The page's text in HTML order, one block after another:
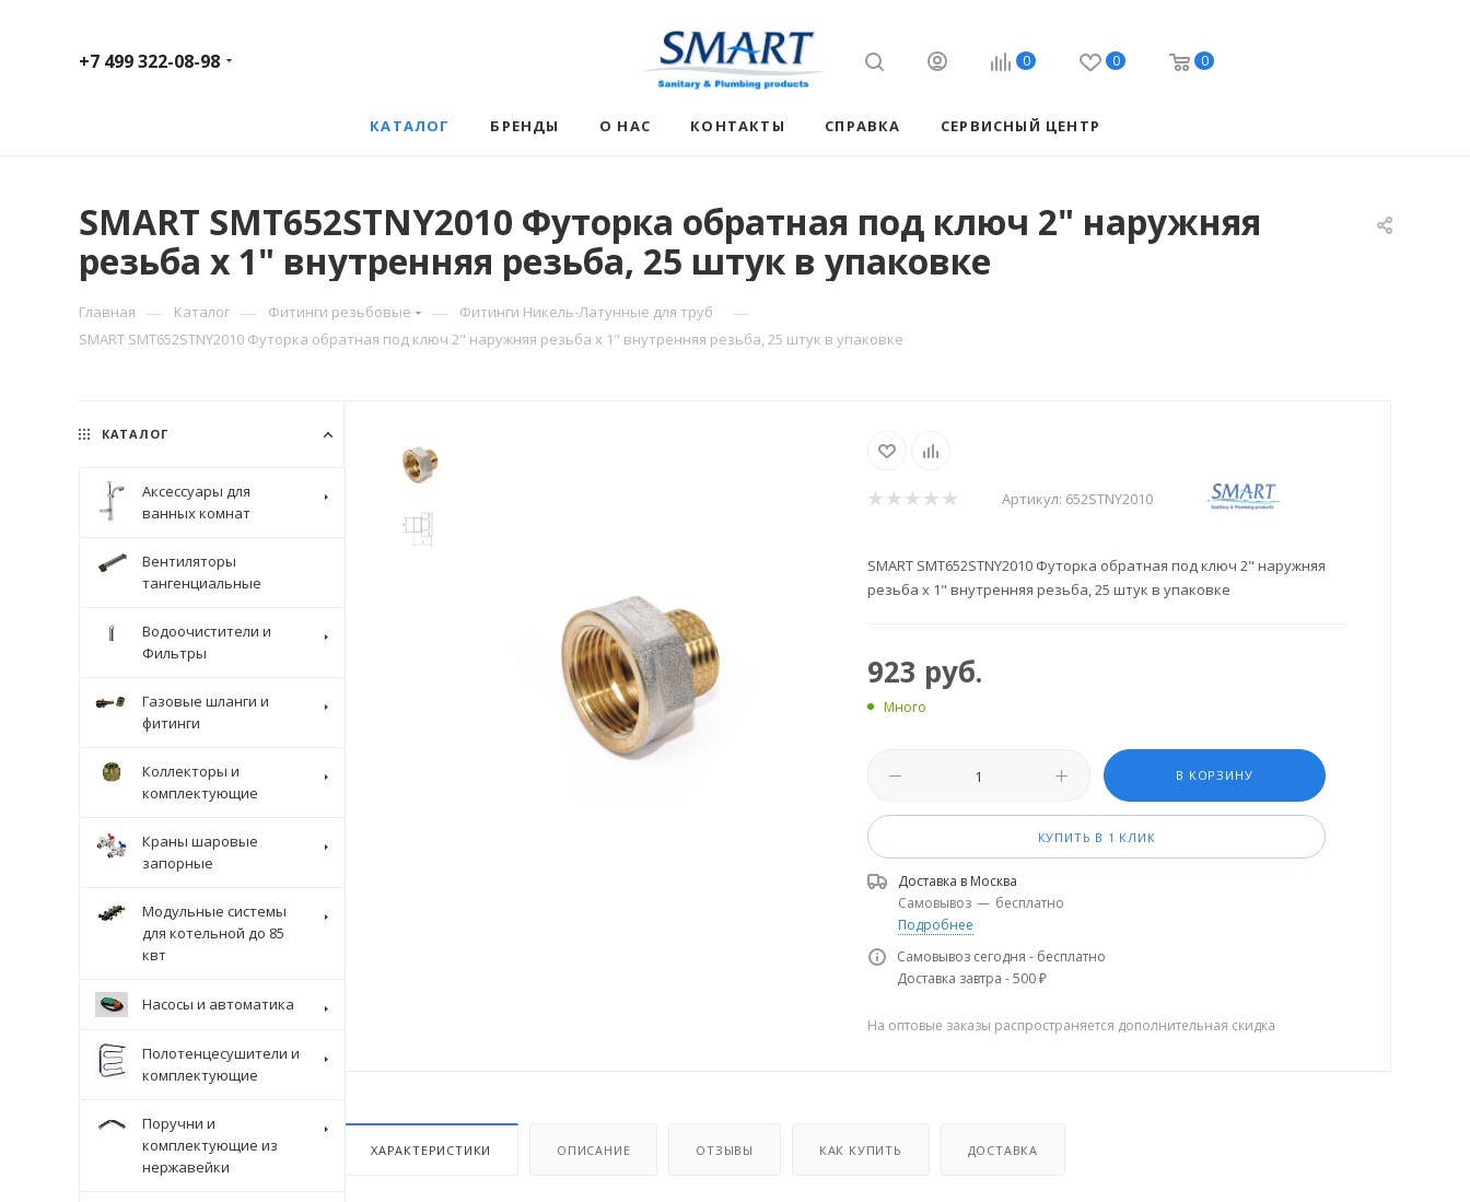
+7 499 322-08-98 0 0 0
КАТАЛОГ БРЕНДЫ О НАС КОНТАКТЫ СПРАВКА СЕРВИСНЫЙ ЦЕНТР
SMART SMT652STNY2010 Футорка обратная под ключ 2" наружняя
резьба х 1" внутренняя резьба, 25 штук в упаковке
Главная — Каталог — Фитинги резьбовые — Фитинги Никель-Латунные для труб —
SMART SMT652STNY2010 Футорка обратная под ключ 2" наружняя резьба х 1" внутренняя резьба, 25 штук в упаковке
Артикул: 652STNY2010
SMART SMT652STNY2010 Футорка обратная под ключ 2" наружняя
резьба х 1" внутренняя резьба, 25 штук в упаковке
923 руб.
Много
В КОРЗИНУ
КУПИТЬ В 1 КЛИК
Доставка в Москва
Самовывоз — бесплатно
Подробнее
Самовывоз сегодня - бесплатно
Доставка завтра - 500 ₽
На оптовые заказы распространяется дополнительная скидка
ХАРАКТЕРИСТИКИ ОПИСАНИЕ ОТЗЫВЫ КАК КУПИТЬ ДОСТАВКА
КАТАЛОГ
Аксессуары для
ванных комнат
Вентиляторы
тангенциальные
Водоочистители и
Фильтры
Газовые шланги и
фитинги
Коллекторы и
комплектующие
Краны шаровые
запорные
Модульные системы
для котельной до 85
квт
Насосы и автоматика
Полотенцесушители и
комплектующие
Поручни и
комплектующие из
нержавейки